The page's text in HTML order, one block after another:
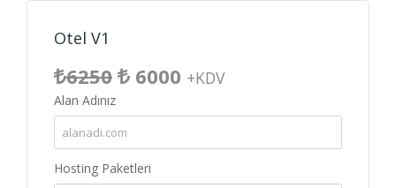
Otel V1
6250 6000 +KDV
Alan Adınız
Hosting Paketleri